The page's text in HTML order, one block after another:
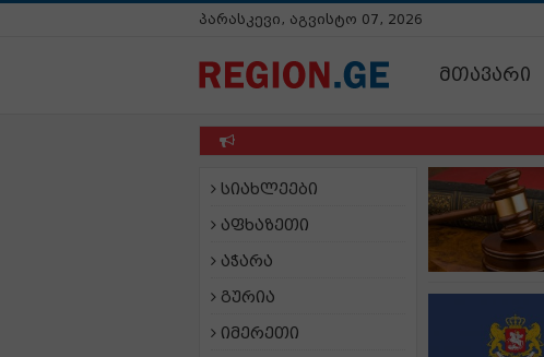
პარასკევი, აგვისტო 07, 2026
მთავარი
სიახლეები
აფხაზეთი
აჭარა
გურია
იმერეთი